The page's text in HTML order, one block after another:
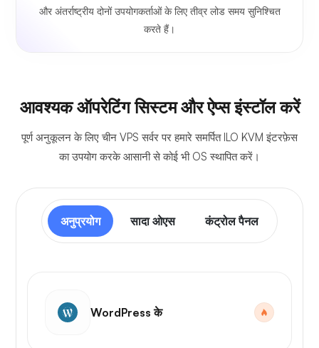
और अंतर्राष्ट्रीय दोनों उपयोगकर्ताओं के लिए तीव्र लोड समय सुनिश्चित
करते हैं।
आवश्यक ऑपरेटिंग सिस्टम और ऐप्स इंस्टॉल करें
पूर्ण अनुकूलन के लिए चीन VPS सर्वर पर हमारे समर्पित ILO KVM इंटरफ़ेस
का उपयोग करके आसानी से कोई भी OS स्थापित करें।
अनुप्रयोग सादा ओएस कंट्रोल पैनल
WordPress के